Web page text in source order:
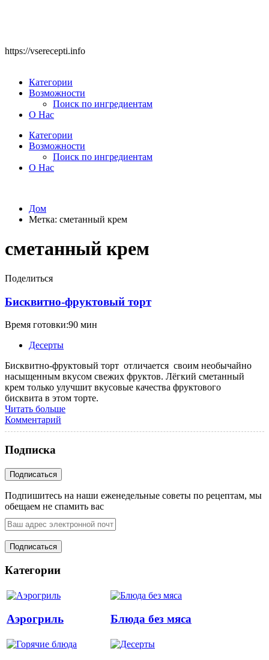
https://vserecepti.info
Категории
Возможности
Поиск по ингредиентам
О Нас
Категории
Возможности
Поиск по ингредиентам
О Нас
Дом
Метка: сметанный крем
сметанный крем
Поделиться
Бисквитно-фруктовый торт
Время готовки:90 мин
Десерты
Бисквитно-фруктовый торт отличается своим необычайно
насыщенным вкусом свежих фруктов. Лёгкий сметанный
крем только улучшит вкусовые качества фруктового
бисквита в этом торте.
Читать больше
Комментарий
Подписка
Подпишитесь на наши еженедельные советы по рецептам, мы
обещаем не спамить вас
Категории
Аэрогриль Блюда без мяса